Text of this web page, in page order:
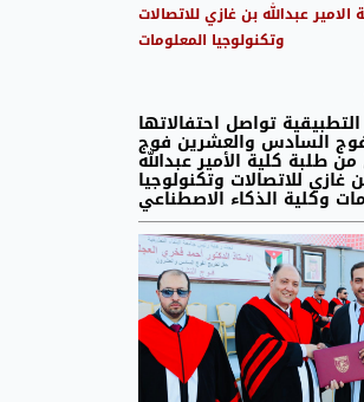
الامير عبدالله بن غازي للاتصالات
وتكنولوجيا المعلومات
التطبيقية تواصل احتفالاتها
السادس والعشرين فوج
طلبة كلية الأمير عبدالله
غازي للاتصالات وتكنولوجيا
وكلية الذكاء الاصطناعي